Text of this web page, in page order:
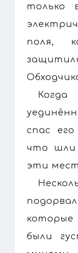
только
поля,
Когда
спас
что шли
эти
которые
были